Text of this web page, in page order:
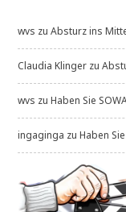
wvs zuAbsturz ins
Claudia Klinger zu
wvs zuHaben Sie
ingaginga zuHaben